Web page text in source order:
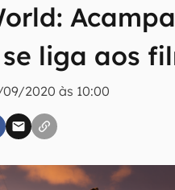
liga aos
2020 às 10:00
inteligente do mundo
do Canaltech e receba